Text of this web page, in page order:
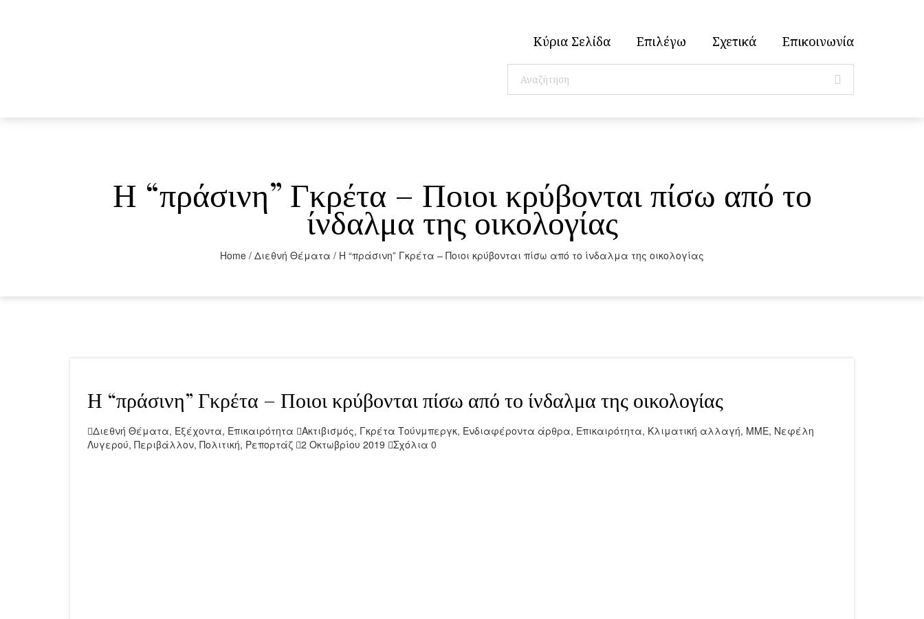
Κύρια Σελίδα Επιλέγω Σχετικά Επικοινωνία
Η “πράσινη” Γκρέτα – Ποιοι κρύβονται πίσω από το
ίνδαλμα της οικολογίας
Home / Διεθνή Θέματα / Η “πράσινη” Γκρέτα – Ποιοι κρύβονται πίσω από το ίνδαλμα της οικολογίας
Η “πράσινη” Γκρέτα – Ποιοι κρύβονται πίσω από το ίνδαλμα της οικολογίας
Διεθνή Θέματα, Εξέχοντα, Επικαιρότητα Ακτιβισμός, Γκρέτα Τούνμπεργκ, Ενδιαφέροντα άρθρα, Επικαιρότητα, Κλιματική αλλαγή, ΜΜΕ, Νεφέλη
Λυγερού, Περιβάλλον, Πολιτική, Ρεπορτάζ 2 Οκτωβρίου 2019 Σχόλια 0